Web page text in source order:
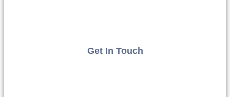
Get In Touch